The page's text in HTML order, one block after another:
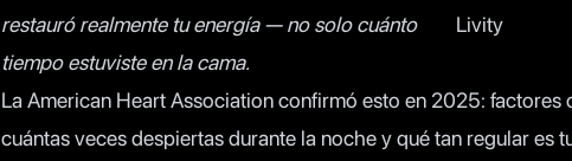
restauró realmente tu energía — no solo cuánto
tiempo estuviste en la cama.
La American Heart Associationconfirmó esto en 2025: factores
cuántas veces despiertas durante la noche y qué tan regular es